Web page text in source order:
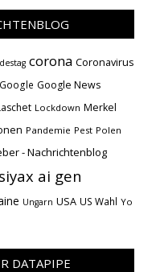
corona Coronavirus
Google Google News
Lockdown Merkel
Pandemie Pest Polen
- Nachrichtenblog
siyax ai gen
Ungarn USA US Wahl Yo
DATAPIPE